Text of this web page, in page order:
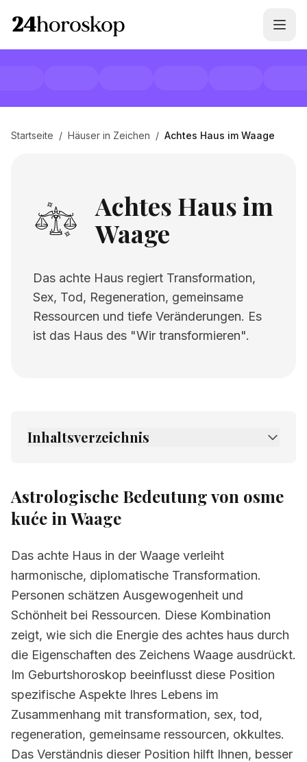
Startseite / Häuser in Zeichen / Achtes Haus im Waage
Achtes Haus im
Waage
Das achte Haus regiert Transformation,
Sex, Tod, Regeneration, gemeinsame
Ressourcen und tiefe Veränderungen. Es
ist das Haus des "Wir transformieren".
Inhaltsverzeichnis
2. Verwandte Seiten
Astrologische Bedeutung von osme
kuće in Waage
Das achte Haus in der Waage verleiht
harmonische, diplomatische Transformation.
Personen schätzen Ausgewogenheit und
Schönheit bei Ressourcen. Diese Kombination
zeigt, wie sich die Energie des achtes haus durch
die Eigenschaften des Zeichens Waage ausdrückt.
Im Geburtshoroskop beeinflusst diese Position
spezifische Aspekte Ihres Lebens im
Zusammenhang mit transformation, sex, tod,
regeneration, gemeinsame ressourcen, okkultes.
Das Verständnis dieser Position hilft Ihnen, besser